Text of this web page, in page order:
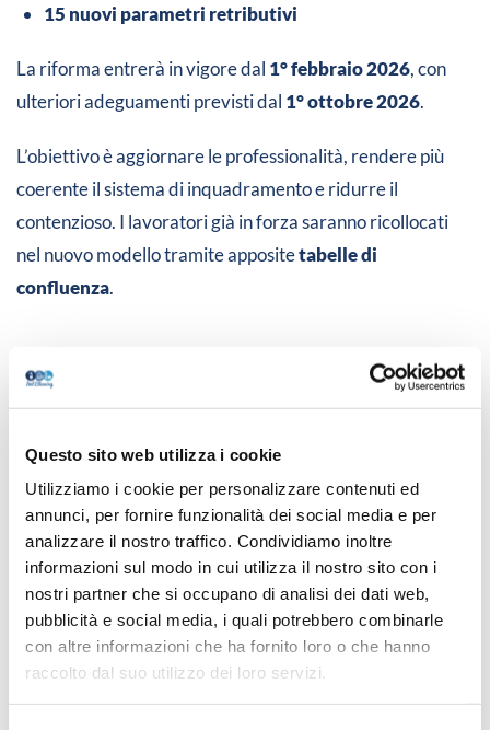
Questo sito web utilizza i cookie
Utilizziamo i cookie per personalizzare contenuti ed
annunci, per fornire funzionalità dei social media e per
analizzare il nostro traffico. Condividiamo inoltre
informazioni sul modo in cui utilizza il nostro sito con i
nostri partner che si occupano di analisi dei dati web,
pubblicità e social media, i quali potrebbero combinarle
con altre informazioni che ha fornito loro o che hanno
raccolto dal suo utilizzo dei loro servizi.
15 nuovi parametri retributivi
La riforma entrerà in vigore dal 1° febbraio 2026, con
ulteriori adeguamenti previsti dal 1° ottobre 2026.
L’obiettivo è aggiornare le professionalità, rendere più
coerente il sistema di inquadramento e ridurre il
contenzioso. I lavoratori già in forza saranno ricollocati
nel nuovo modello tramite appositetabelle di
confluenza.
Gli interventi sul welfare
contrattuale
L’accordo introduce anche importanti misure sul fronte
del welfare:
Fondo Fasda:
dal 1° ottobre 2026 incremento del
contributo aziendale di 5,50 € mensili per 12 mensilità
Fondo Previambiente: dal 1° gennaio 2027
contributo aggiuntivo di 8,50 € al mese per tutti gli
iscritti